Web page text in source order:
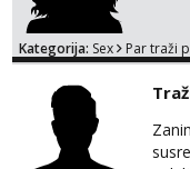
Kategorija: Sex Par traži